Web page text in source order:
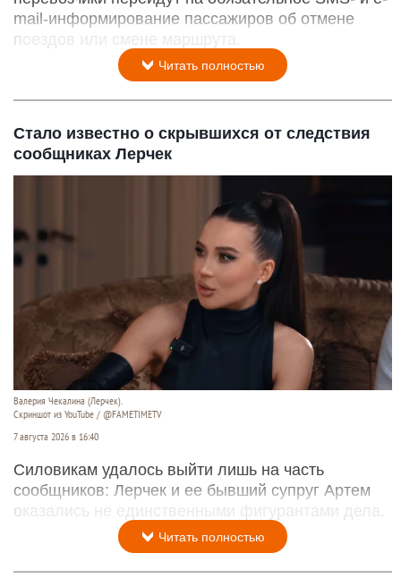
mail-информирование пассажиров об отмене
поездов или смене маршрута.
Читать полностью
Стало известно о скрывшихся от следствия
сообщниках Лерчек
Валерия Чекалина (Лерчек).
Скриншот из YouTube / @FAMETIMETV
7 августа 2026 в 16:40
Силовикам удалось выйти лишь на часть
сообщников: Лерчек и ее бывший супруг Артем
оказались не единственными фигурантами дела.
Читать полностью